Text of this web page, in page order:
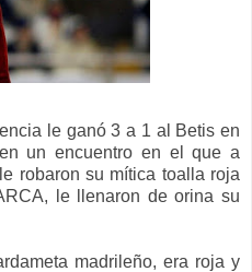
le ganó 3 a 1 al Betis en
un encuentro en el que a
robaron su mítica toalla roja
le llenaron de orina su
madrileño, era roja y